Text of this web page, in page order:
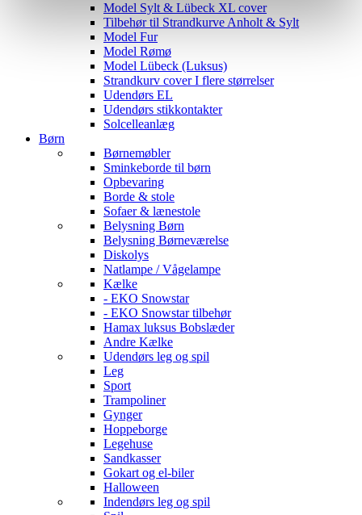
Model Sylt & Lübeck XL cover
Tilbehør til Strandkurve Anholt & Sylt
Model Fur
Model Rømø
Model Lübeck (Luksus)
Strandkurv cover I flere størrelser
Udendørs EL
Udendørs stikkontakter
Solcelleanlæg
Børn
Børnemøbler
Sminkeborde til børn
Opbevaring
Borde & stole
Sofaer & lænestole
Belysning Børn
Belysning Børneværelse
Diskolys
Natlampe / Vågelampe
Kælke
- EKO Snowstar
- EKO Snowstar tilbehør
Hamax luksus Bobslæder
Andre Kælke
Udendørs leg og spil
Leg
Sport
Trampoliner
Gynger
Hoppeborge
Legehuse
Sandkasser
Gokart og el-biler
Halloween
Indendørs leg og spil